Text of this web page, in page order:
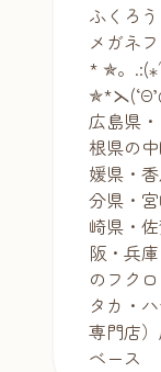
ふくろう
メガネ
* ✯。
広島県
根県の
媛県・
分県・
崎県・
阪・兵
のフク
タカ・
専門店
ベース